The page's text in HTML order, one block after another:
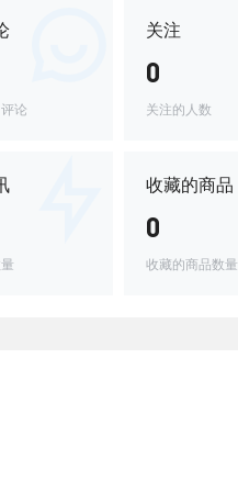
论
关注
0
关注的人数
收藏的商品
0
收藏的商品数量